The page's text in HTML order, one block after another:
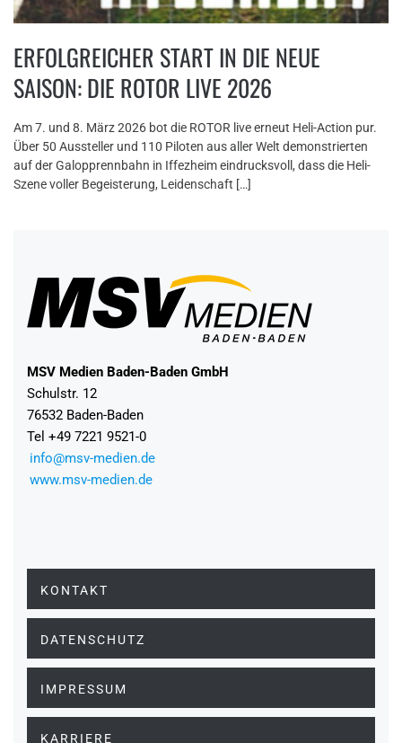
ERFOLGREICHER START IN DIE NEUE
SAISON: DIE ROTOR LIVE 2026
Am 7. und 8. März 2026 bot die ROTOR live erneut Heli-Action pur.
Über 50 Aussteller und 110 Piloten aus aller Welt demonstrierten
auf der Galopprennbahn in Iffezheim eindrucksvoll, dass die Heli-
Szene voller Begeisterung, Leidenschaft […]
MSV Medien Baden-Baden GmbH
Schulstr. 12
76532 Baden-Baden
Tel +49 7221 9521-0
info@msv-medien.de
www.msv-medien.de
KONTAKT
DATENSCHUTZ
IMPRESSUM
KARRIERE